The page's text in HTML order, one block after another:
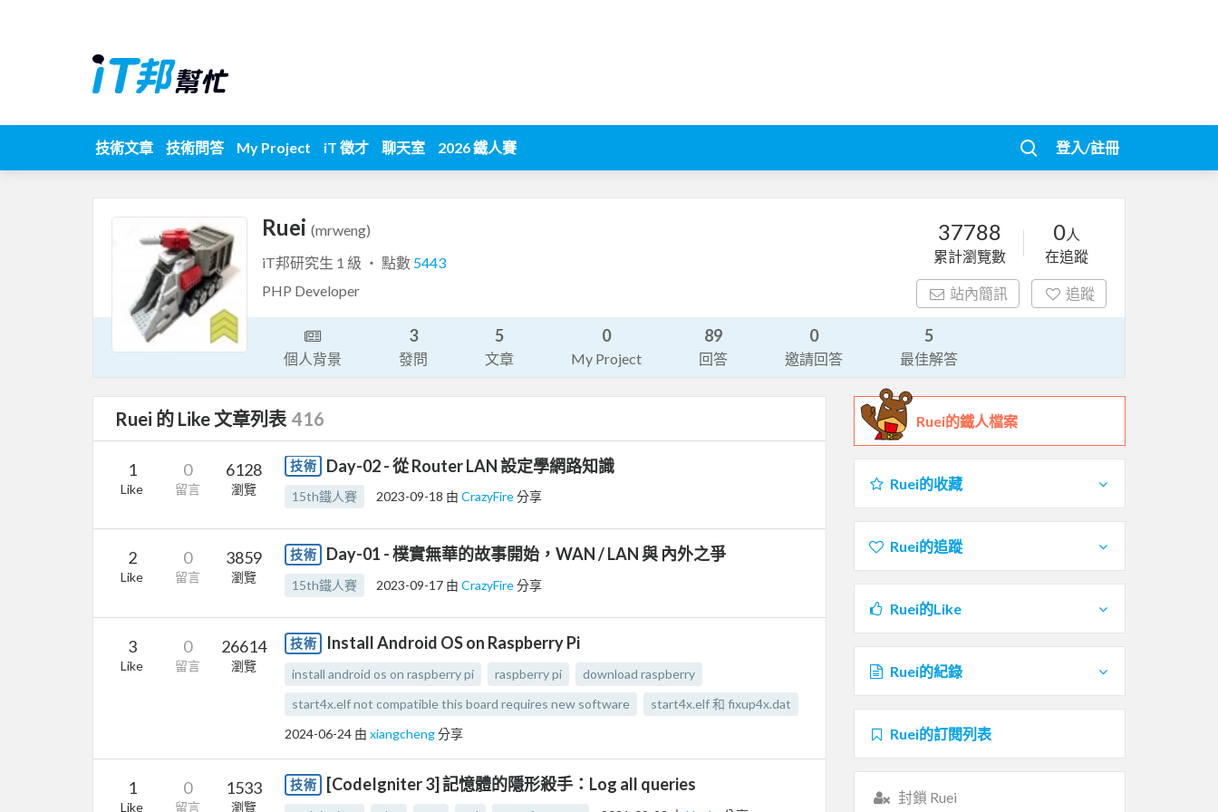
技術文章 技術問答 My Project iT 徵才 聊天室 2026 鐵人賽 登入/註冊
Ruei (mrweng)
iT邦研究生 1 級 ‧ 點數 5443
PHP Developer
37788
累計瀏覽數
0人
在追蹤
站內簡訊 追蹤
個人背景
3
發問
5
文章
0
My Project
89
回答
0
邀請回答
5
最佳解答
Ruei 的 Like 文章列表 416
1
Like
0
留言
6128
瀏覽
技術 Day-02 - 從 Router LAN 設定學網路知識
15th鐵人賽 2023-09-18 由 CrazyFire分享
2
Like
0
留言
3859
瀏覽
技術 Day-01 - 樸實無華的故事開始，WAN / LAN 與 內外之爭
15th鐵人賽 2023-09-17 由 CrazyFire分享
3
Like
0
留言
26614
瀏覽
技術 Install Android OS on Raspberry Pi
install android os on raspberry pi raspberry pi
download raspberry
start4x.elf not compatible this board requires new software
start4x.elf 和 fixup4x.dat
2024-06-24 由 xiangcheng分享
1
Like
0
留言
1533
瀏覽
技術 [CodeIgniter 3] 記憶體的隱形殺手：Log all queries
Ruei的鐵人檔案
Ruei的收藏
Ruei的追蹤
Ruei的Like
Ruei的紀錄
Ruei的訂閱列表
封鎖 Ruei